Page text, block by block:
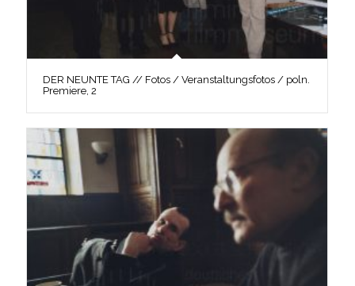
DER NEUNTE TAG // Fotos / Veranstaltungsfotos / poln.
Premiere, 2